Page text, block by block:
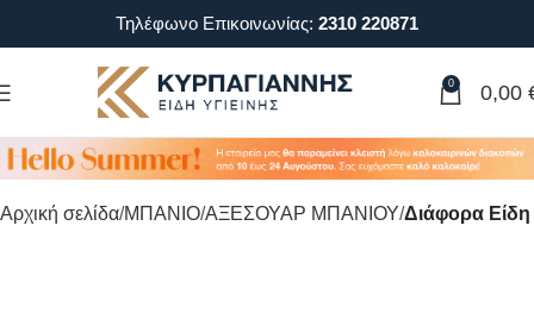
Τηλέφωνο Επικοινωνίας: 2310 220871
0 0,00
Αρχική σελίδα ΜΠΑΝΙΟ ΑΞΕΣΟΥΑΡ ΜΠΑΝΙΟΥ Διάφορα Είδη